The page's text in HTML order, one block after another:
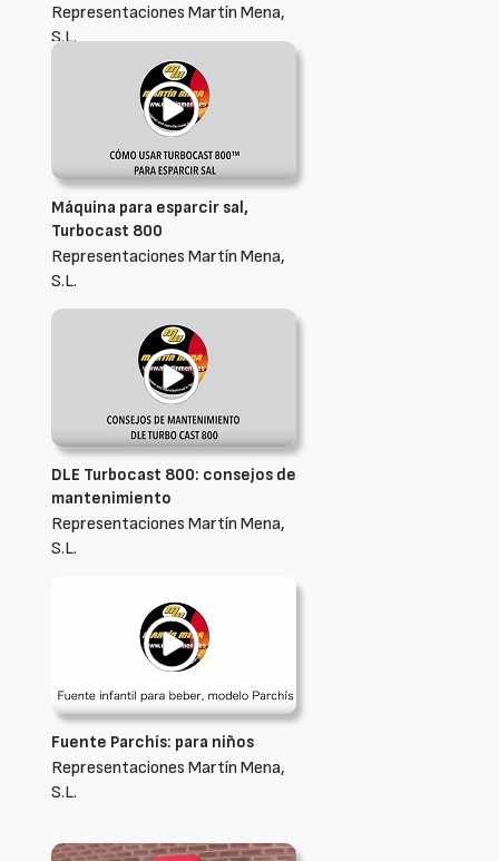
Representaciones Martín Mena,
S.L.
Máquina para esparcir sal,
Turbocast 800
Representaciones Martín Mena,
S.L.
DLE Turbocast 800: consejos de
mantenimiento
Representaciones Martín Mena,
S.L.
Fuente Parchís: para niños
Representaciones Martín Mena,
S.L.